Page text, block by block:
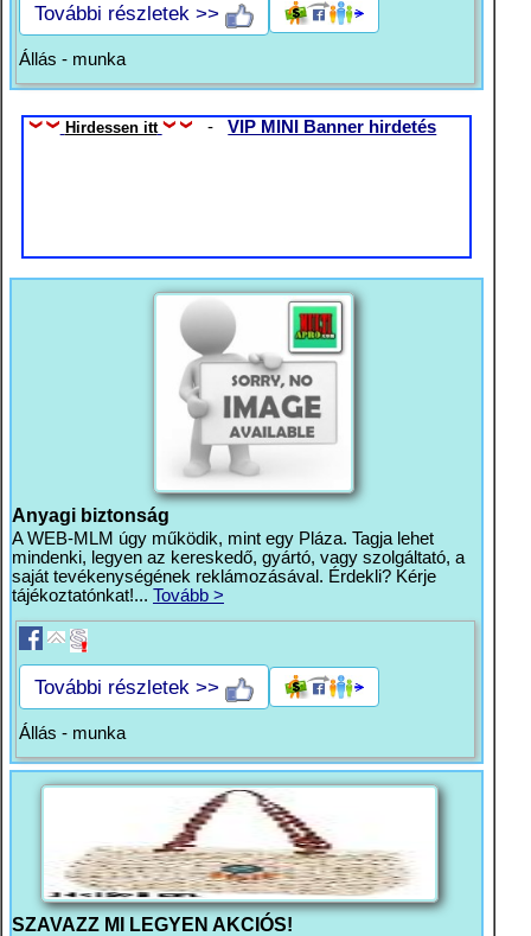
További részletek >>
Állás - munka
Hirdessen itt -VIP MINI Banner hirdetés
Anyagi biztonság
A WEB-MLM úgy működik, mint egy Pláza. Tagja lehet
mindenki, legyen az kereskedő, gyártó, vagy szolgáltató, a
saját tevékenységének reklámozásával. Érdekli? Kérje
tájékoztatónkat!... Tovább >
További részletek >>
Állás - munka
SZAVAZZ MI LEGYEN AKCIÓS!